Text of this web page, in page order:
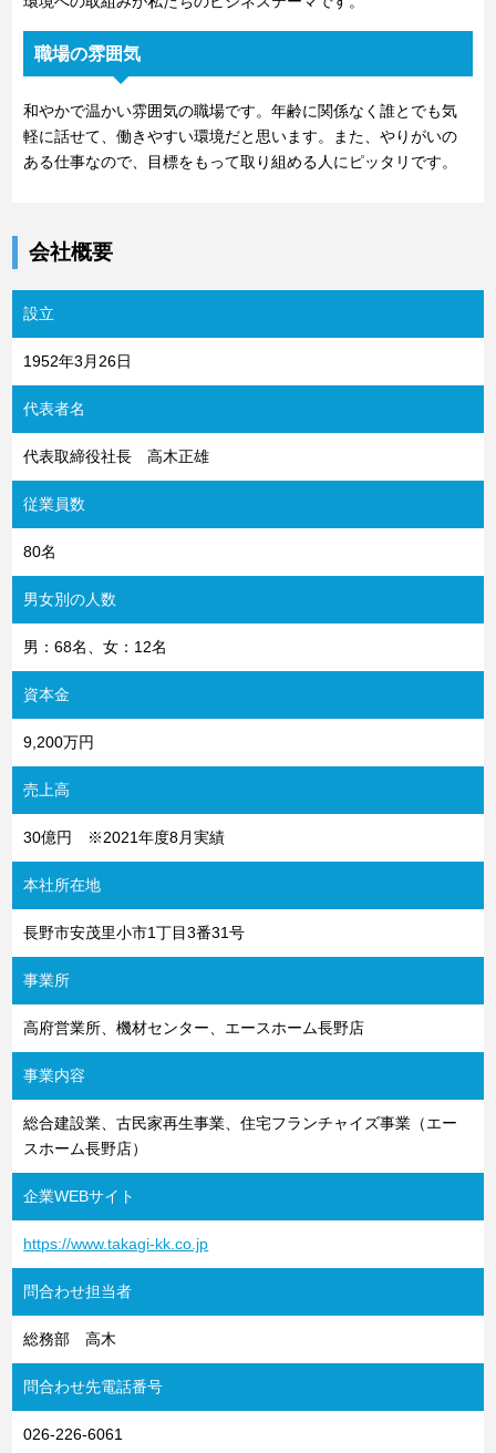
職場の雰囲気
和やかで温かい雰囲気の職場です。年齢に関係なく誰とでも気
軽に話せて、働きやすい環境だと思います。また、やりがいの
ある仕事なので、目標をもって取り組める人にピッタリです。
会社概要
設立
1952年3月26日
代表者名
代表取締役社長 高木正雄
従業員数
80名
男女別の人数
男：68名、女：12名
資本金
9,200万円
売上高
30億円 ※2021年度8月実績
本社所在地
長野市安茂里小市1丁目3番31号
事業所
高府営業所、機材センター、エースホーム長野店
事業内容
総合建設業、古民家再生事業、住宅フランチャイズ事業（エー
スホーム長野店）
企業WEBサイト
https://www.takagi-kk.co.jp
問合わせ担当者
総務部 高木
問合わせ先電話番号
026-226-6061